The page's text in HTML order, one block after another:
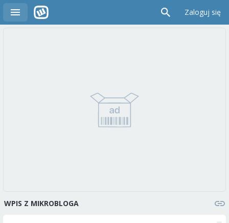
Zaloguj się
WPIS Z MIKROBLOGA